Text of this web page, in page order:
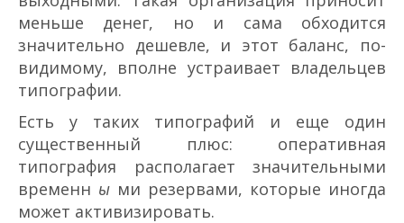
меньше денег, но и сама обходится
значительно дешевле, и этот баланс, по­
видимому, вполне устраивает владельцев
типографии.
Есть у таких типографий и еще один
существенный плюс: оперативная
типография располагает значительными
временн ы ми резервами, которые иногда
может активизировать.